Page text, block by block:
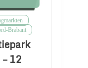
Brabant
12